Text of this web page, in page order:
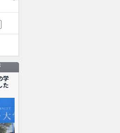
学
た